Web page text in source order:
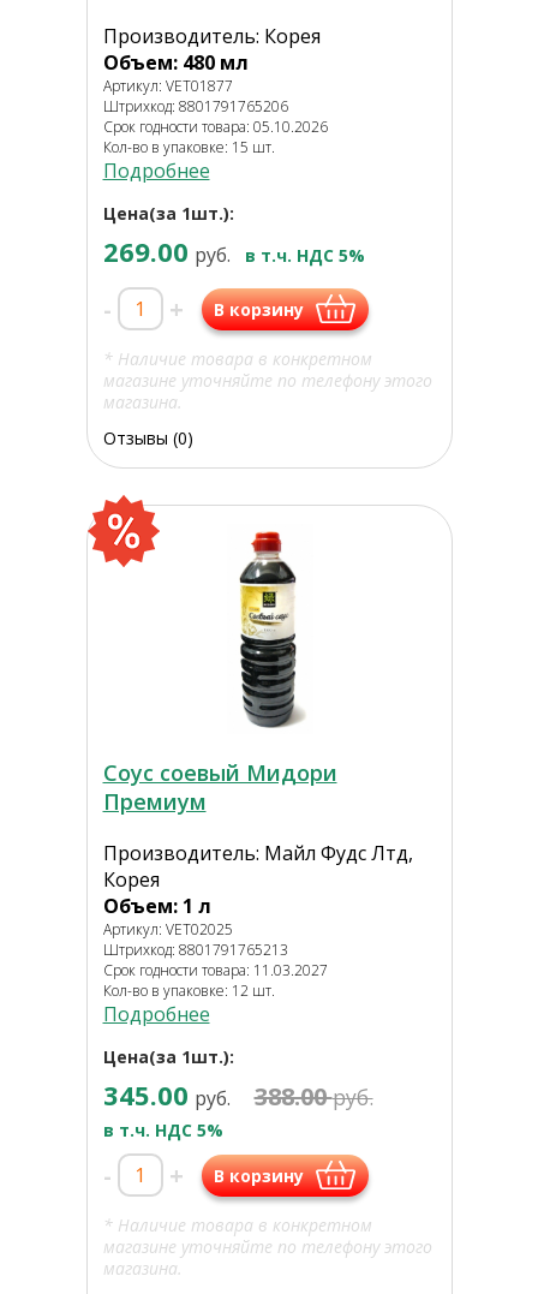
Производитель: Корея
Объем: 480 мл
Артикул: VET01877
Штрихкод: 8801791765206
Срок годности товара: 05.10.2026
Кол-во в упаковке: 15 шт.
Подробнее
Цена(за 1шт.):
269.00 руб. в т.ч. НДС 5%
- + В корзину
* Наличие товара в конкретном
магазине уточняйте по телефону этого
магазина.
Отзывы (0)
Соус соевый Мидори
Премиум
Производитель: Майл Фудс Лтд,
Корея
Объем: 1 л
Артикул: VET02025
Штрихкод: 8801791765213
Срок годности товара: 11.03.2027
Кол-во в упаковке: 12 шт.
Подробнее
Цена(за 1шт.):
345.00 руб. 388.00руб.
в т.ч. НДС 5%
- + В корзину
* Наличие товара в конкретном
магазине уточняйте по телефону этого
магазина.